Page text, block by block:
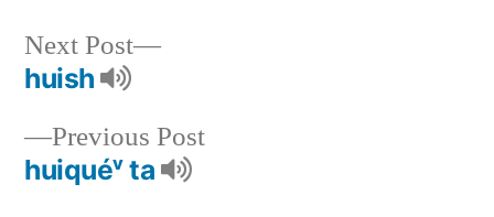
Previous Post
huiquéᵛ ta
Next Post
huish